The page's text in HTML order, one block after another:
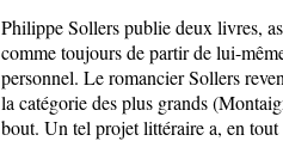
Philippe Sollers publie deux livres,
comme toujours de partir de lui-
personnel. Le romancier Sollers
la catégorie des plus grands
bout. Un tel projet littéraire a, en